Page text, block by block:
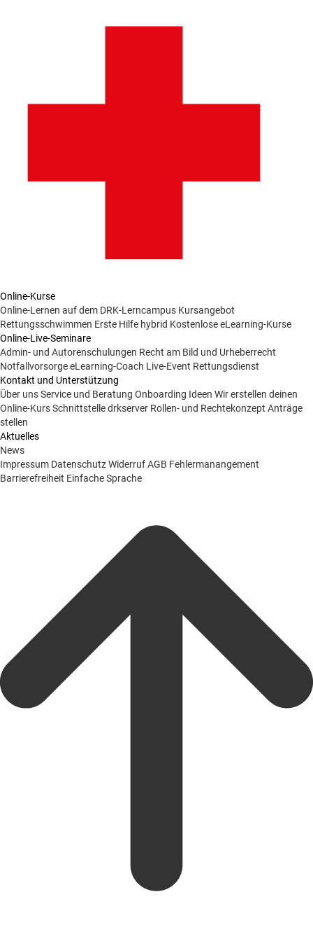
Online-Kurse
Online-Lernen auf dem DRK-Lerncampus Kursangebot
Rettungsschwimmen Erste Hilfe hybrid Kostenlose eLearning-Kurse
Online-Live-Seminare
Admin- und Autorenschulungen Recht am Bild und Urheberrecht
NotfallvorsorgeeLearning-Coach Live-Event Rettungsdienst
Kontakt und Unterstützung
Über unsService und Beratung Onboarding Ideen Wir erstellen deinen
Online-KursSchnittstelle drkserver Rollen- und Rechtekonzept Anträge
stellen
Aktuelles
News
Impressum DatenschutzWiderrufAGB Fehlermanangement
Barrierefreiheit Einfache Sprache